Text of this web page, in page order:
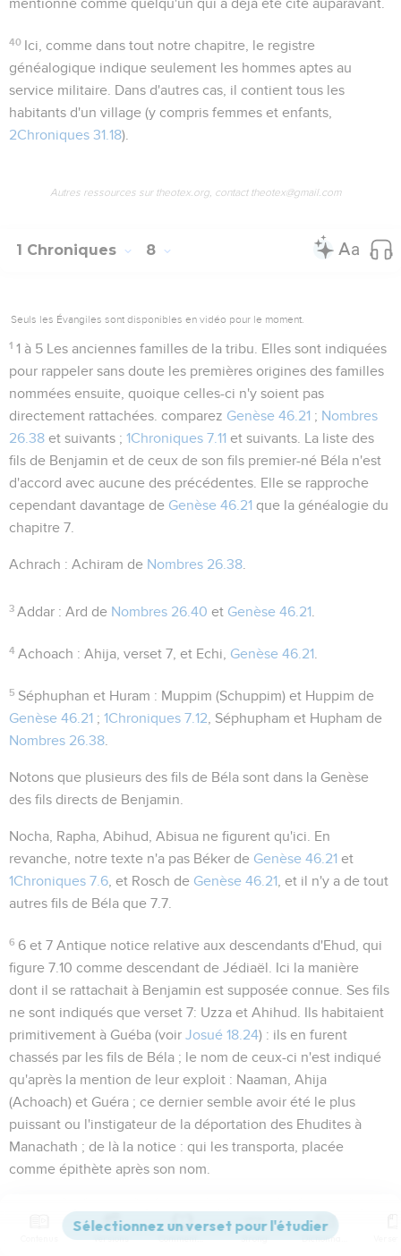
mentionné comme quelqu'un qui a déjà été cité auparavant.
40 Ici, comme dans tout notre chapitre, le registre
généalogique indique seulement les hommes aptes au
service militaire. Dans d'autres cas, il contient tous les
habitants d'un village (y compris femmes et enfants,
2Chroniques 31.18).
Autres ressources sur theotex.org, contact theotex@gmail.com
1 Chroniques 8
Seuls les Évangiles sont disponibles en vidéo pour le moment.
1 1 à 5 Les anciennes familles de la tribu. Elles sont indiquées
pour rappeler sans doute les premières origines des familles
nommées ensuite, quoique celles-ci n'y soient pas
directement rattachées. comparez Genèse 46.21 ; Nombres
26.38 et suivants ; 1Chroniques 7.11 et suivants. La liste des
fils de Benjamin et de ceux de son fils premier-né Béla n'est
d'accord avec aucune des précédentes. Elle se rapproche
cependant davantage de Genèse 46.21 que la généalogie du
chapitre 7.
Achrach : Achiram de Nombres 26.38
3 Addar : Ard de Nombres 26.40 et Genèse 46.21
4 Achoach : Ahija, verset 7, et Echi, Genèse 46.21
5 Séphuphan et Huram : Muppim (Schuppim) et Huppim de
Genèse 46.21 ; 1Chroniques 7.12 , Séphupham et Hupham de
Nombres 26.38
Notons que plusieurs des fils de Béla sont dans la Genèse
des fils directs de Benjamin.
Nocha, Rapha, Abihud, Abisua ne figurent qu'ici. En
revanche, notre texte n'a pas Béker de Genèse 46.21 et
1Chroniques 7.6 , et Rosch de Genèse 46.21 , et il n'y a de tout
autres fils de Béla que 7.7
6 6 et 7 Antique notice relative aux descendants d'Ehud, qui
figure 7.10 comme descendant de Jédiaël. Ici la manière
dont il se rattachait à Benjamin est supposée connue. Ses fils
ne sont indiqués que verset 7: Uzza et Ahihud . Ils habitaient
primitivement à Guéba (voir Josué 18.24) : ils en furent
chassés par les fils de Béla ; le nom de ceux-ci n'est indiqué
qu'après la mention de leur exploit : Naaman, Ahija
(Achoach) et Guéra ; ce dernier semble avoir été le plus
puissant ou l'instigateur de la déportation des Ehudites à
Manachath ; de là la notice : qui les transporta , placée
comme épithète après son nom.
Cette notice se rapporte à un temps très antique, avant la
Versions Commentaires Strong